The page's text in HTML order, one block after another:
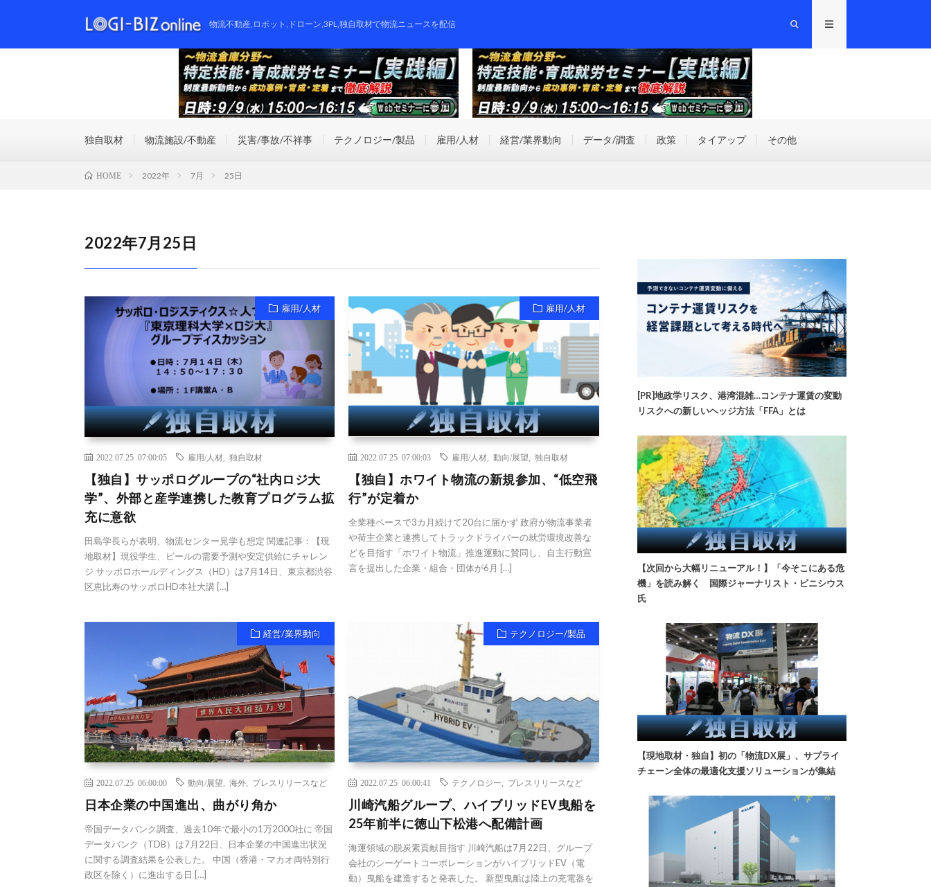
物流不動産,ロボット,ドローン,3PL,独自取材で物流ニュースを配信
独自取材 物流施設/不動産 災害/事故/不祥事 テクノロジー/製品 雇用/人材 経営/業界動向 データ/調査 政策 タイアップ その他
HOME 2022年 7月 25日
2022年7月25日
雇用/人材
2022.07.25 07:00:05 雇用/人材 独自取材
【独自】サッポログループの“社内ロジ大
学”、外部と産学連携した教育プログラム拡
充に意欲
田島学長らが表明、物流センター見学も想定 関連記事：【現
地取材】現役学生、ビールの需要予測や安定供給にチャレン
ジ サッポロホールディングス（HD）は7月14日、東京都渋谷
区恵比寿のサッポロHD本社大講 […]
雇用/人材
2022.07.25 07:00:03 雇用/人材 ,動向/展望 ,独自取材
【独自】ホワイト物流の新規参加、“低空飛
行”が定着か
全業種ベースで3カ月続けて20台に届かず 政府が物流事業者
や荷主企業と連携してトラックドライバーの就労環境改善な
どを目指す「ホワイト物流」推進運動に賛同し、自主行動宣
言を提出した企業・組合・団体が6月 […]
経営/業界動向
2022.07.25 06:00:00 動向/展望 海外 プレスリリースなど
日本企業の中国進出、曲がり角か
帝国データバンク調査、過去10年で最小の1万2000社に 帝国
データバンク（TDB）は7月22日、日本企業の中国進出状況
に関する調査結果を公表した。 中国（香港・マカオ両特別行
政区を除く）に進出する日 […]
テクノロジー/製品
2022.07.25 06:00:41 テクノロジー プレスリリースなど
川崎汽船グループ、ハイブリッドEV曳船を
25年前半に徳山下松港へ配備計画
海運領域の脱炭素貢献目指す 川崎汽船は7月22日、グループ
会社のシーゲートコーポレーションがハイブリッドEV（電
動）曳船を建造すると発表した。 新型曳船は陸上の充電器を
[PR]地政学リスク、港湾混雑…コンテナ運賃の変動
リスクへの新しいヘッジ方法「FFA」とは
【次回から大幅リニューアル！】「今そこにある危
機」を読み解く 国際ジャーナリスト・ビニシウス
氏
【現地取材・独自】初の「物流DX展」、サプライ
チェーン全体の最適化支援ソリューションが集結